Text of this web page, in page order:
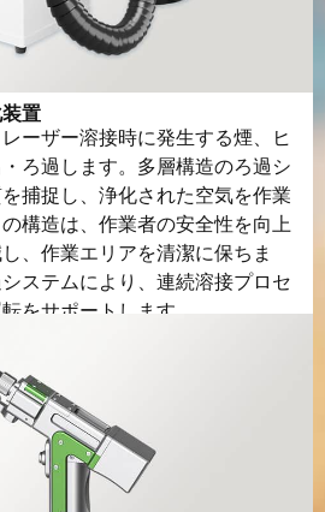
40℃
置
ーザー溶接時に発生する煙、ヒ
ろ過します。多層構造のろ過シ
捕捉し、浄化された空気を作業
構造は、作業者の安全性を向上
、作業エリアを清潔に保ちま
ステムにより、連続溶接プロセ
をサポートします。.